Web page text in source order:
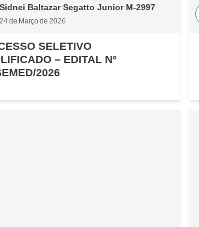
Sidnei Baltazar Segatto Junior M-2997
24 de Março de 2026
SELETIVO
– EDITAL Nº
2026